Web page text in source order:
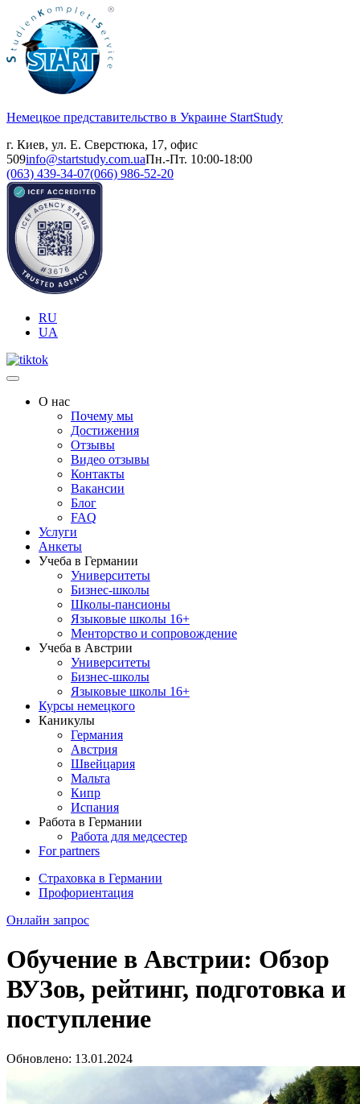
Немецкое представительство в Украине StartStudy
г. Киев, ул. Е. Сверстюка, 17, офис
509info@startstudy.com.uaПн.-Пт. 10:00-18:00
(063) 439-34-07(066) 986-52-20
RU
UA
О нас
Почему мы
Достижения
Отзывы
Видео отзывы
Контакты
Вакансии
Блог
FAQ
Услуги
Анкеты
Учеба в Германии
Университеты
Бизнес-школы
Школы-пансионы
Языковые школы 16+
Менторство и сопровождение
Учеба в Австрии
Университеты
Бизнес-школы
Языковые школы 16+
Курсы немецкого
Каникулы
Германия
Австрия
Швейцария
Мальта
Кипр
Испания
Работа в Германии
Работа для медсестер
For partners
Страховка в Германии
Профориентация
Онлайн запрос
Обучение в Австрии: Обзор
ВУЗов, рейтинг, подготовка и
поступление
Обновлено: 13.01.2024